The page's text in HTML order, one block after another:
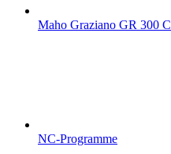
Maho Graziano GR 300 C
NC-Programme